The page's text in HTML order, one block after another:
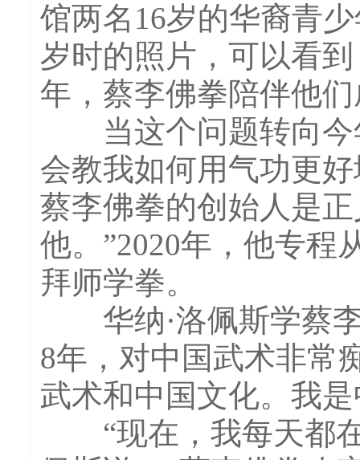
馆两名16岁的华裔青
岁时的照片，可以看
年，蔡李佛拳陪伴他
当这个问题转向今
会教我如何用气功更
蔡李佛拳的创始人是
他。”2020年，他专程
拜师学拳。
华纳·洛佩斯学蔡李
8年，对中国武术非常
武术和中国文化。我
“现在，我每天都在